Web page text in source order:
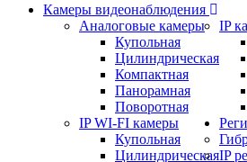
Камеры видеонаблюдения
Аналоговые камеры
Купольная
Цилиндрическая
Компактная
Панорамная
Поворотная
IP
IP WI-FI камеры
Купольная
ЦилиндрическаяIP